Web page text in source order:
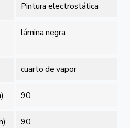
Pintura electrostática
lámina negra
cuarto de vapor
90
90